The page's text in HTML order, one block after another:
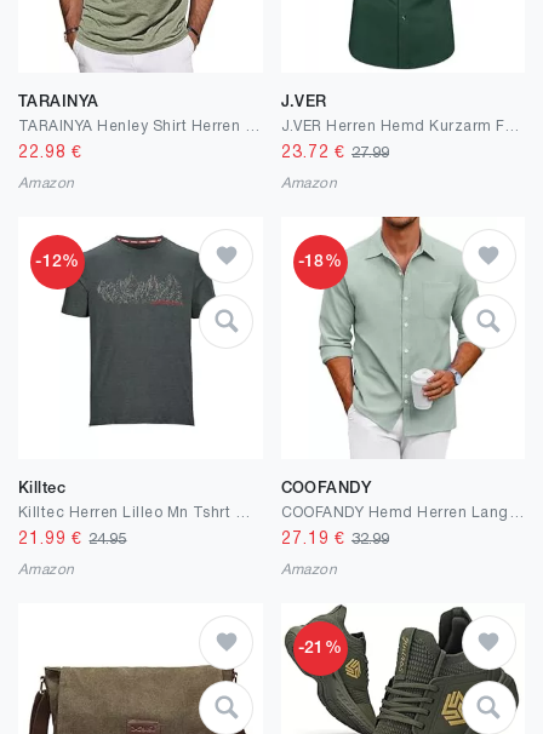
TARAINYA
22.98 €
Amazon
J.VER
23.72 € 27.99
Amazon
-12%
Killtec
21.99 €24.95
Amazon
-18%
COOFANDY
27.19 € 32.99
Amazon
-21%